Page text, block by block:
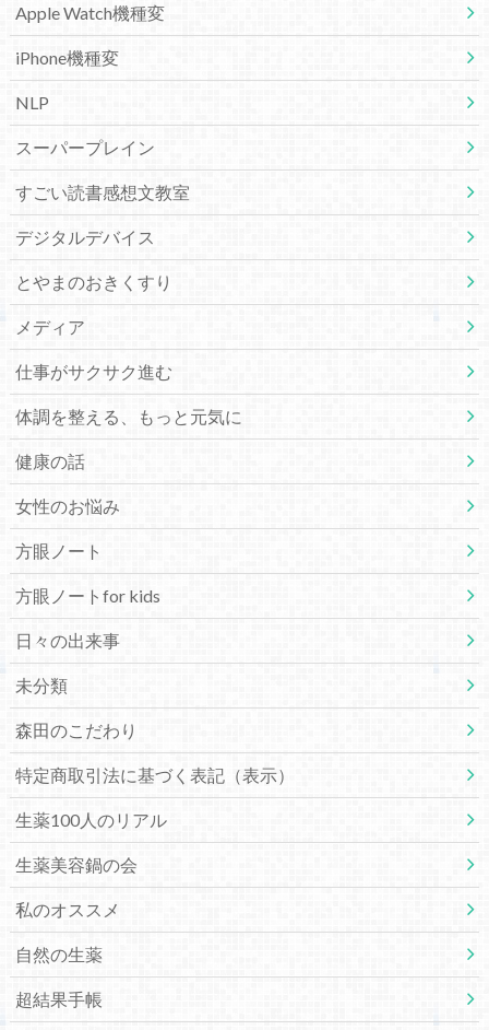
Apple Watch機種変
iPhone機種変
NLP
スーパープレイン
すごい読書感想文教室
デジタルデバイス
とやまのおきくすり
メディア
仕事がサクサク進む
体調を整える、もっと元気に
健康の話
女性のお悩み
方眼ノート
方眼ノートfor kids
日々の出来事
未分類
森田のこだわり
特定商取引法に基づく表記（表示）
生薬100人のリアル
生薬美容鍋の会
私のオススメ
自然の生薬
超結果手帳